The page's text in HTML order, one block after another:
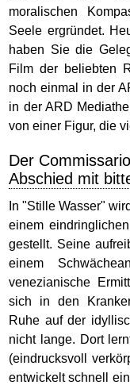
moralischen
Seele ergründet.
haben Sie die
Film der beliebten
noch einmal in der
in der ARD
von einer Figur, die
Der
Abschied mit
In "Stille Wasser"
einem
gestellt. Seine
einem
venezianische
sich in den
Ruhe auf der
nicht lange. Dort
(eindrucksvoll
entwickelt schnell